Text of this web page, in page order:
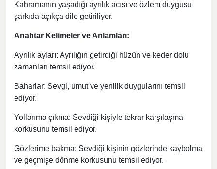
Kahramanın yaşadığı ayrılık acısı ve özlem duygusu
şarkıda açıkça dile getiriliyor.
Anahtar Kelimeler ve Anlamları:
Ayrılık ayları: Ayrılığın getirdiği hüzün ve keder dolu
zamanları temsil ediyor.
Baharlar: Sevgi, umut ve yenilik duygularını temsil
ediyor.
Yollarıma çıkma: Sevdiği kişiyle tekrar karşılaşma
korkusunu temsil ediyor.
Gözlerime bakma: Sevdiği kişinin gözlerinde kaybolma
ve geçmişe dönme korkusunu temsil ediyor.